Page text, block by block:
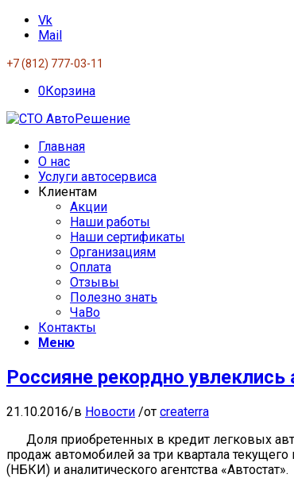
Vk
Mail
+7 (812) 777-03-11
0Корзина
Главная
О нас
Услуги автосервиса
Клиентам
Акции
Наши работы
Наши сертификаты
Организациям
Оплата
Отзывы
Полезно знать
ЧаВо
Контакты
Меню
Россияне рекордно
21.10.2016/в Новости /от createrra
Доля приобретенных в кредит легковых
продаж автомобилей за три квартала
(НБКИ) и аналитического агентства «Автостат».